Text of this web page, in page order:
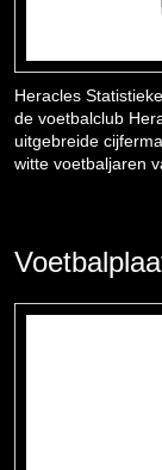
Heracles
de voetbalclub
uitgebreide
witte voetbaljaren